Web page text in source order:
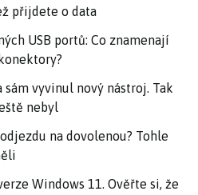
přijdete o data
USB portů: Co znamenají
vyvinul nový nástroj. Tak
nebyl
na dovolenou? Tohle
Windows 11. Ověřte si, že